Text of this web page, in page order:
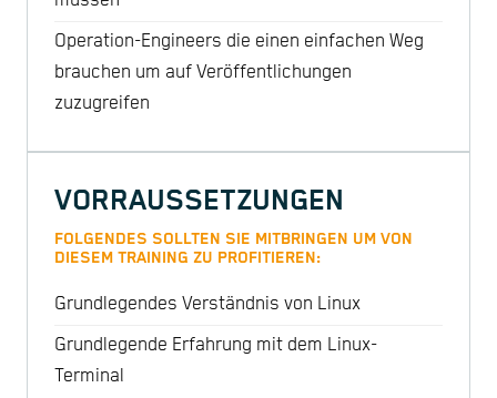
Operation-Engineers die einen einfachen Weg
brauchen um auf Veröffentlichungen
zuzugreifen
VORRAUSSETZUNGEN
FOLGENDES SOLLTEN SIE MITBRINGEN UM VON
DIESEM TRAINING ZU PROFITIEREN:
Grundlegendes Verständnis von Linux
Grundlegende Erfahrung mit dem Linux-
Terminal